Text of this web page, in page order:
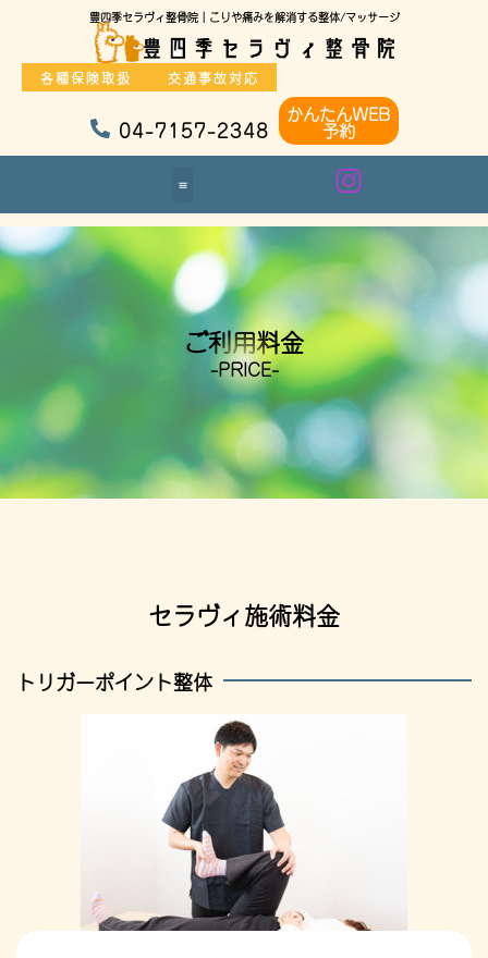
豊四季セラヴィ整骨院｜こりや痛みを解消する整体/マッサージ
各種保険取扱 交通事故対応
04-7157-2348
かんたんWEB
予約
ご利用料金
-PRICE-
セラヴィ施術料金
トリガーポイント整体